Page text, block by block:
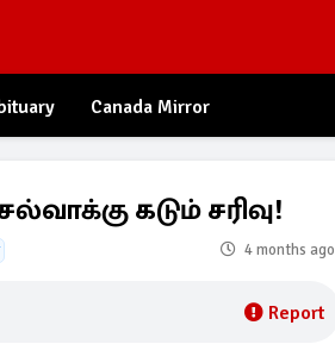
Canada Mirror
கடும் சரிவு!
4 months ago
Report